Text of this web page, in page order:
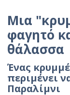
Μια
φαγητό
θάλασσα
Ένας
περιμένει
Παραλίμνι